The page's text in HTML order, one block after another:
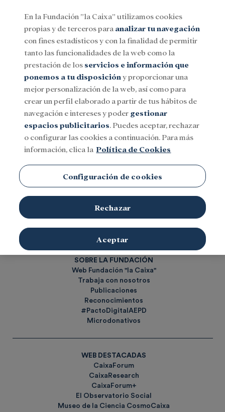
Menu
SocialInvestigación y becasCultura
Papúa Nueva Guinea
Investigación y becas
Etiquetas
SOBRE LA FUNDACIÓN
Web Fundación "la Caixa"
Trabaja con nosotros
Publicaciones
Reconocimientos
#PactoDigitalAEPD
Microdonativos
WEB DESTACADAS
CaixaForum
CaixaResearch
CaixaForum+
El Observatorio Social
Museo de la Ciencia CosmoCaixa
En la Fundación ”la Caixa” utilizamos cookies
propias y de terceros para analizar tu navegación
con fines estadísticos y con la finalidad de permitir
tanto las funcionalidades de la web como la
prestación de los servicios e información que
ponemos a tu disposición y proporcionar una
mejor personalización de la web, así como para
crear un perfil elaborado a partir de tus hábitos de
navegación e intereses y poder gestionar
espacios publicitarios. Puedes aceptar, rechazar
o configurar las cookies a continuación. Para más
información, clica la Política de Cookies
Configuración de cookies
Rechazar
Aceptar